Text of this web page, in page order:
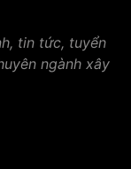
tin tức, tuyển
ngành xây